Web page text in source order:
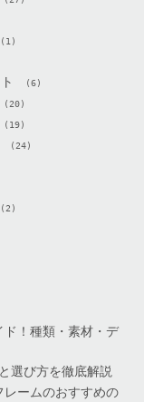
(1)
(6)
(20)
(19)
(24)
(2)
ド！種類・素材・デ
選び方を徹底解説
ームのおすすめの